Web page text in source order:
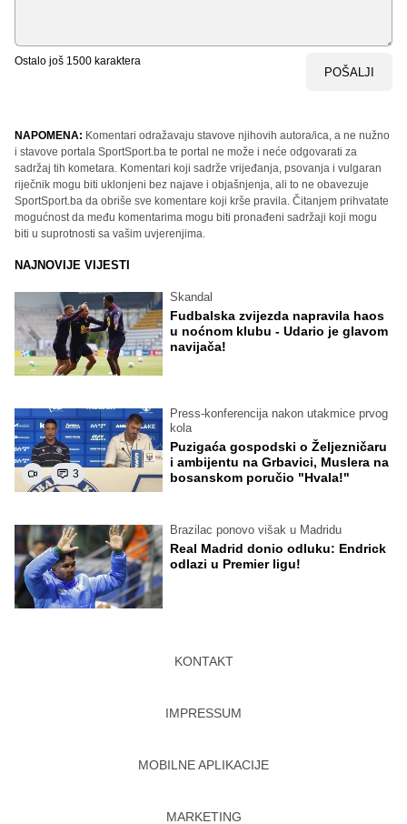
Ostalo još 1500 karaktera
POŠALJI
NAPOMENA: Komentari odražavaju stavove njihovih autora/ica, a ne nužno
i stavove portala SportSport.ba te portal ne može i neće odgovarati za
sadržaj tih kometara. Komentari koji sadrže vrijeđanja, psovanja i vulgaran
riječnik mogu biti uklonjeni bez najave i objašnjenja, ali to ne obavezuje
SportSport.ba da obriše sve komentare koji krše pravila. Čitanjem prihvatate
mogućnost da među komentarima mogu biti pronađeni sadržaji koji mogu
biti u suprotnosti sa vašim uvjerenjima.
NAJNOVIJE VIJESTI
Skandal
Fudbalska zvijezda napravila haos
u noćnom klubu - Udario je glavom
navijača!
3
Press-konferencija nakon utakmice prvog
kola
Puzigaća gospodski o Željezničaru
i ambijentu na Grbavici, Muslera na
bosanskom poručio "Hvala!"
Brazilac ponovo višak u Madridu
Real Madrid donio odluku: Endrick
odlazi u Premier ligu!
KONTAKT
IMPRESSUM
MOBILNE APLIKACIJE
MARKETING